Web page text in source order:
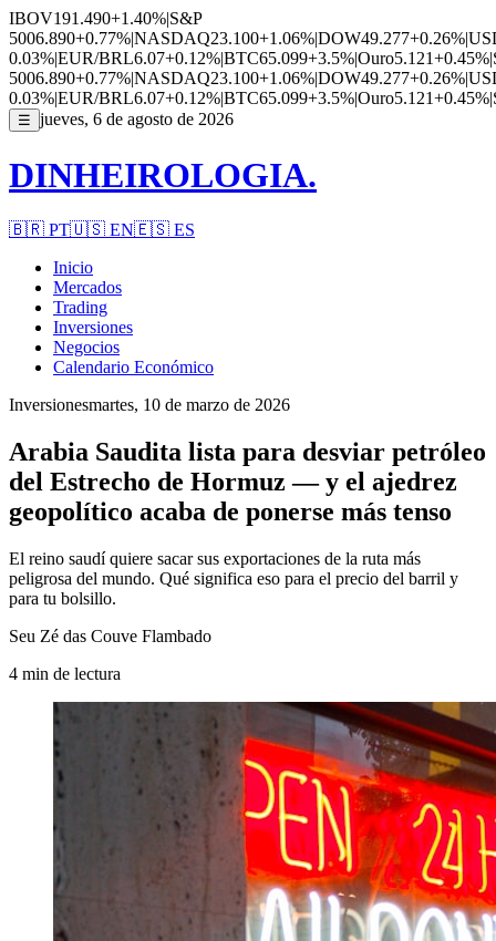
IBOV191.490+1.40%|S&P
5006.890+0.77%|NASDAQ23.100+1.06%|DOW49.277+0.26%|
0.03%|EUR/BRL6.07+0.12%|BTC65.099+3.5%|Ouro5.121+0.45%|
5006.890+0.77%|NASDAQ23.100+1.06%|DOW49.277+0.26%|
0.03%|EUR/BRL6.07+0.12%|BTC65.099+3.5%|Ouro5.121+0.45%|
☰ jueves, 6 de agosto de 2026
DINHEIROLOGIA.
🇧🇷 PT🇺🇸 EN🇪🇸 ES
Inicio
Mercados
Trading
Inversiones
Negocios
Calendario Económico
Inversionesmartes, 10 de marzo de 2026
Arabia Saudita lista para desviar petróleo
del Estrecho de Hormuz — y el ajedrez
geopolítico acaba de ponerse más tenso
El reino saudí quiere sacar sus exportaciones de la ruta más
peligrosa del mundo. Qué significa eso para el precio del barril y
para tu bolsillo.
Seu Zé das Couve Flambado
4 min de lectura